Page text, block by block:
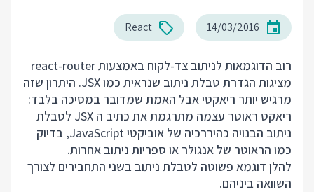
14/03/2016
React
רוב הדוגמאות לניתוב צד-לקוח באמצעות react-router
מציגות הגדרת טבלת ניתוב שנראית כמו JSX. היתרון שזה
מרגיש יותר ריאקטי אבל האמת שמדובר במסיכה בלבד:
ריאקט ראוטר עצמה מתרגמת את כתיב ה JSX לטבלת
ניתוב הבנויה כהיררכיה של אוביקטי JavaScript, בדיוק
כמו הראוטר של אנגולר או ספריות ניתוב אחרות.
להלן דוגמא פשוטה לטבלת ניתוב בשני התחבירים לצורך
השוואה ביניהם.